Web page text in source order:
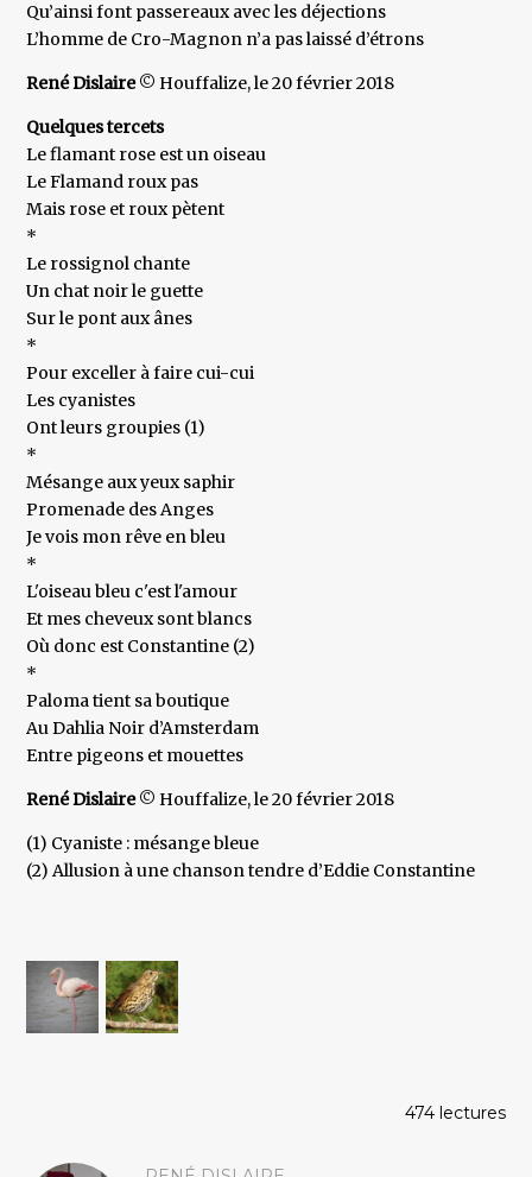
Qu’ainsi font passereaux avec les déjections
L’homme de Cro-Magnon n’a pas laissé d’étrons
René Dislaire© Houffalize, le 20 février 2018
Quelques tercets
Le flamant rose est un oiseau
Le Flamand roux pas
Mais rose et roux pètent
*
Le rossignol chante
Un chat noir le guette
Sur le pont aux ânes
*
Pour exceller à faire cui-cui
Les cyanistes
Ont leurs groupies (1)
*
Mésange aux yeux saphir
Promenade des Anges
Je vois mon rêve en bleu
*
L'oiseau bleu c'est l'amour
Et mes cheveux sont blancs
Où donc est Constantine (2)
*
Paloma tient sa boutique
Au Dahlia Noir d’Amsterdam
Entre pigeons et mouettes
René Dislaire© Houffalize, le 20 février 2018
(1) Cyaniste : mésange bleue
(2) Allusion à une chanson tendre d’Eddie Constantine
474 lectures